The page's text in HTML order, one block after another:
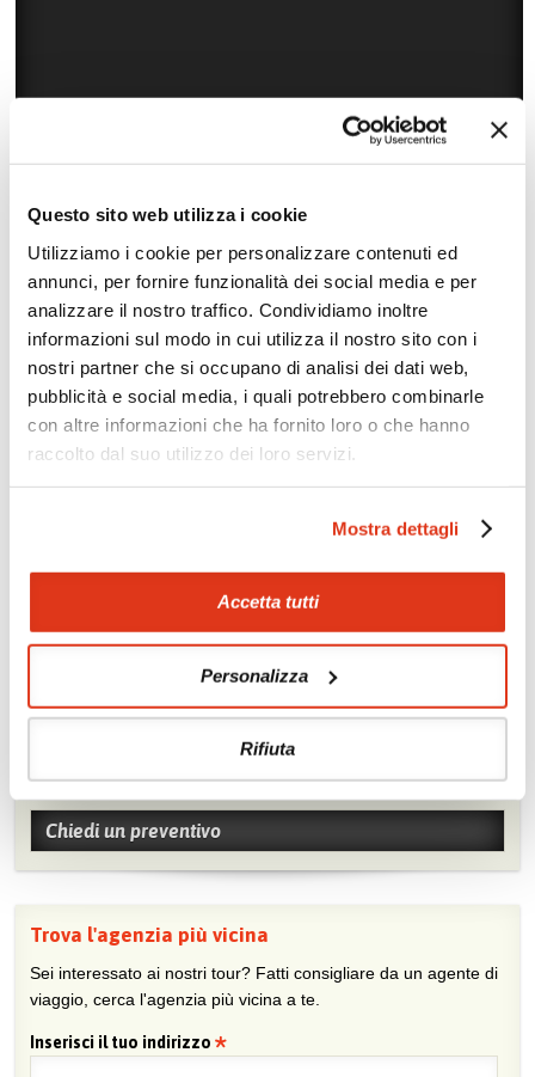
Questo sito web utilizza i cookie
Utilizziamo i cookie per personalizzare contenuti ed
annunci, per fornire funzionalità dei social media e per
analizzare il nostro traffico. Condividiamo inoltre
informazioni sul modo in cui utilizza il nostro sito con i
nostri partner che si occupano di analisi dei dati web,
pubblicità e social media, i quali potrebbero combinarle
con altre informazioni che ha fornito loro o che hanno
raccolto dal suo utilizzo dei loro servizi.
Mostra dettagli
Accetta tutti
Personalizza
Rifiuta
Zoom
Offerte
richiesta
Scopri i prezzi »
Condividi con gli altri viaggiatori le tue esperienze e scambia
Visita la nostra pagina Facebook
Chiedi un preventivo
agente e vuoi collaborare con noi?
Chiedi un preventivo
Trova l'agenzia più vicina
Sei interessato ai nostri tour? Fatti consigliare da un agente di
viaggio, cerca l'agenzia più vicina a te.
Inserisci il tuo indirizzo